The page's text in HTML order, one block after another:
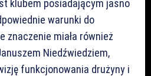
klubem posiadającym jasno
warunki do
znaczenie miała również
Niedźwiedziem,
funkcjonowania drużyny i